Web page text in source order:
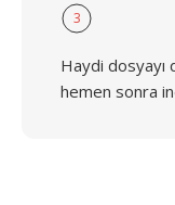
3
Haydi dosyayı
hemen sonra